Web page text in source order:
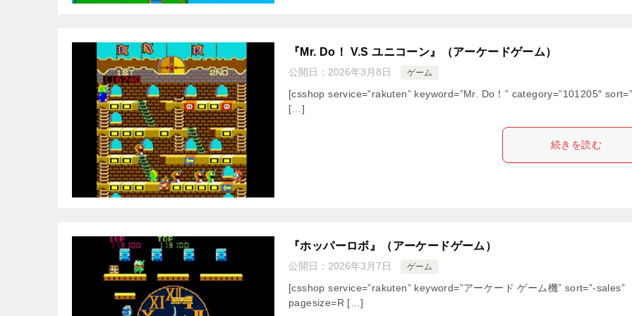
『Mr. Do！ V.S ユニコーン』（アーケードゲーム）
公開日： 2026年3月8日 ゲーム
[csshop service=”rakuten” keyword=”Mr. Do！” category=”101205″
[…]
続きを読む
『ホッパーロボ』（アーケードゲーム）
公開日： 2026年3月7日 ゲーム
[csshop service=”rakuten” keyword=”アーケード ゲーム機” sort=”-sales”
pagesize=R […]